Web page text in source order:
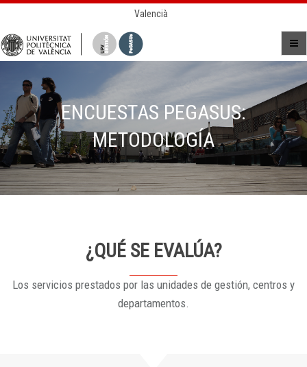
Valencià
ENCUESTAS PEGASUS:
METODOLOGÍA
¿QUÉ SE EVALÚA?
Los servicios prestados por las unidades de gestión, centros y
departamentos.